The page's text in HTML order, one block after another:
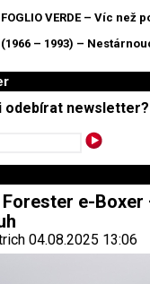
VERDE – Víc než
(1966 – 1993) –
odebírat newsletter?
Forester e-Boxer
04.08.2025 13:06